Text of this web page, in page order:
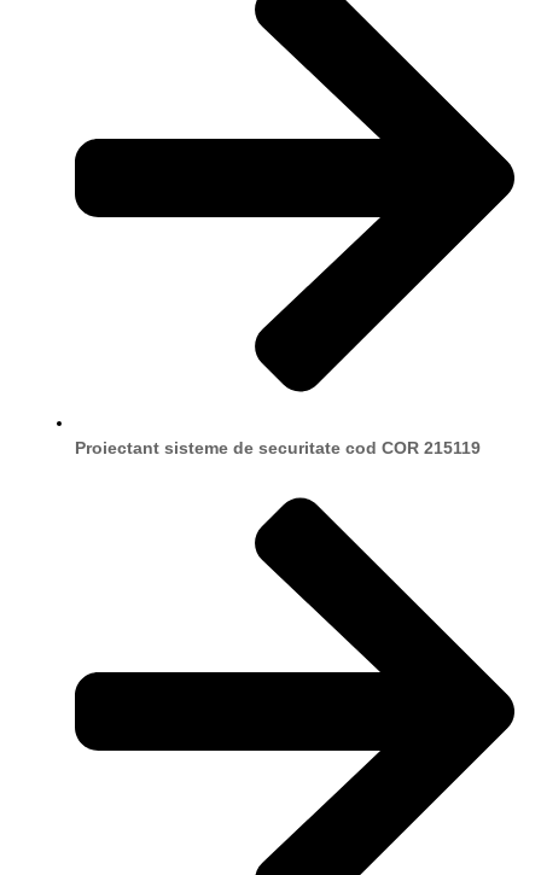
Proiectant sisteme de securitate cod COR 215119